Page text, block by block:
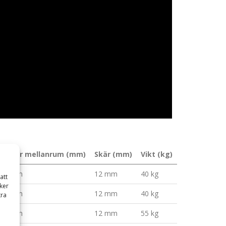
Ribbor mellanrum (mm) Skär (mm) Vikt (kg)
50 mm 12 mm 40 kg
50 mm 12 mm 40 kg
50 mm 12 mm 55 kg